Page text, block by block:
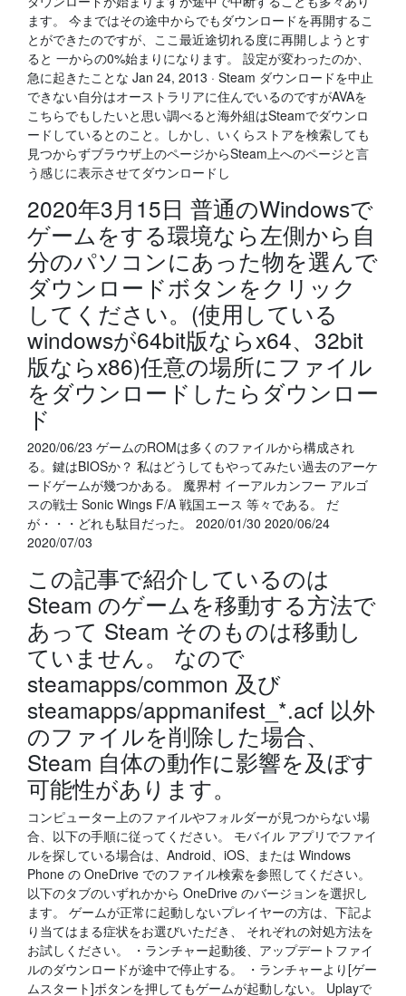
ます。 今まではその途中からでもダウンロードを再開するこ
とができたのですが、ここ最近途切れる度に再開しようとす
ると 一からの0%始まりになります。 設定が変わったのか、
急に起きたことな Jan 24, 2013 · Steam ダウンロードを中止
できない自分はオーストラリアに住んでいるのですがAVAを
こちらでもしたいと思い調べると海外組はSteamでダウンロ
ードしているとのこと。しかし、いくらストアを検索しても
見つからずブラウザ上のページからSteam上へのページと言
う感じに表示させてダウンロードし
2020年3月15日 普通のWindowsで
ゲームをする環境なら左側から自
分のパソコンにあった物を選んで
ダウンロードボタンをクリック
してください。(使用している
windowsが64bit版ならx64、32bit
版ならx86)任意の場所にファイル
をダウンロードしたらダウンロー
ド
2020/06/23 ゲームのROMは多くのファイルから構成され
る。鍵はBIOSか？ 私はどうしてもやってみたい過去のアーケ
ードゲームが幾つかある。 魔界村 イーアルカンフー アルゴ
スの戦士 Sonic Wings F/A 戦国エース 等々である。 だ
が・・・どれも駄目だった。 2020/01/30 2020/06/24
2020/07/03
この記事で紹介しているのは
Steam のゲームを移動する方法で
あって Steam そのものは移動し
ていません。 なので
steamapps/common 及び
steamapps/appmanifest_*.acf 以外
のファイルを削除した場合、
Steam 自体の動作に影響を及ぼす
可能性があります。
コンピューター上のファイルやフォルダーが見つからない場
合、以下の手順に従ってください。 モバイル アプリでファイ
ルを探している場合は、Android、iOS、または Windows
Phone の OneDrive でのファイル検索を参照してください。
以下のタブのいずれかから OneDrive のバージョンを選択し
ます。 ゲームが正常に起動しないプレイヤーの方は、下記よ
り当てはまる症状をお選びいただき、 それぞれの対処方法を
お試しください。 ・ランチャー起動後、アップデートファイ
ルのダウンロードが途中で停止する。 ・ランチャーより[ゲー
ムスタート]ボタンを押してもゲームが起動しない。 Uplayで